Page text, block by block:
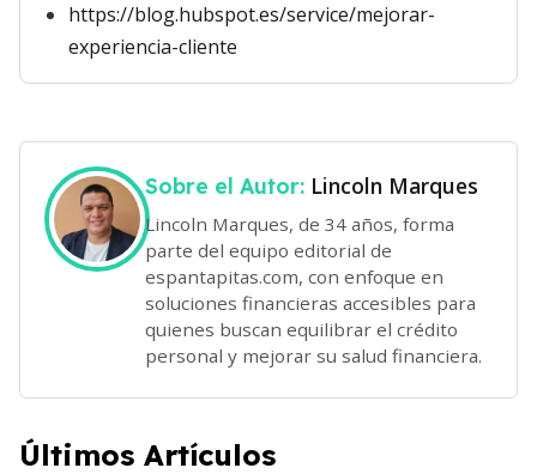
https://blog.hubspot.es/service/mejorar-
experiencia-cliente
Sobre el Autor: Lincoln Marques
Lincoln Marques, de 34 años, forma
parte del equipo editorial de
espantapitas.com, con enfoque en
soluciones financieras accesibles para
quienes buscan equilibrar el crédito
personal y mejorar su salud financiera.
Últimos Artículos